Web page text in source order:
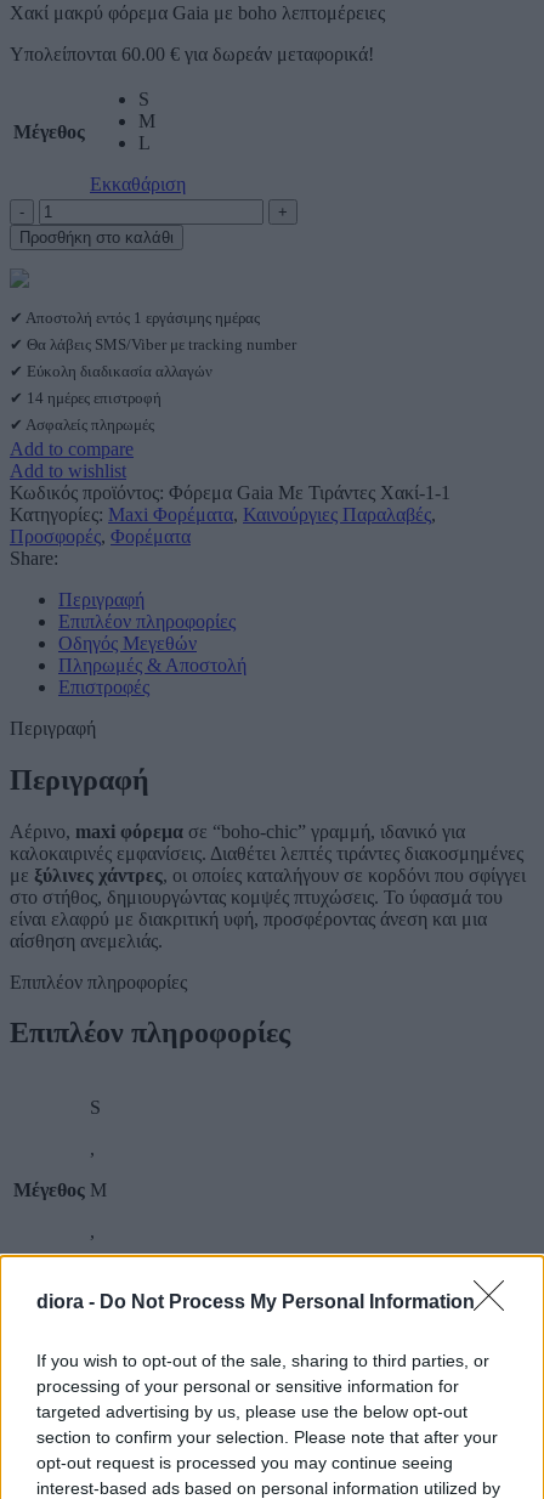
diora - Do Not Process My Personal Information
If you wish to opt-out of the sale, sharing to third parties, or
processing of your personal or sensitive information for
targeted advertising by us, please use the below opt-out
section to confirm your selection. Please note that after your
opt-out request is processed you may continue seeing
interest-based ads based on personal information utilized by
was:
24.90 €.
τιμή
είναι:
Χακί μακρύ φόρεμα Gaia με boho λεπτομέρειες
Υπολείπονται 60.00 € για δωρεάν μεταφορικά!
Μέγεθος
S
M
L
Εκκαθάριση
Φόρεμα
Gaia
Με
ποσότητα
Προσθήκη στο καλάθι
✔ Αποστολή εντός 1 εργάσιμης ημέρας
✔ Θα λάβεις SMS/Viber με tracking number
✔ Εύκολη διαδικασία αλλαγών
✔ 14 ημέρες επιστροφή
✔ Ασφαλείς πληρωμές
Add to compare
Add to wishlist
Κωδικός προϊόντος: Φόρεμα Gaia Με Τιράντες Χακί-1-1
Κατηγορίες: Maxi Φορέματα, Καινούργιες Παραλαβές,
Προσφορές, Φορέματα
Share:
Περιγραφή
Επιπλέον πληροφορίες
Οδηγός Μεγεθών
Πληρωμές & Αποστολή
Επιστροφές
Περιγραφή
Περιγραφή
Αέρινο, maxi φόρεμα σε “boho-chic” γραμμή, ιδανικό για
καλοκαιρινές εμφανίσεις. Διαθέτει λεπτές τιράντες διακοσμημένες
με ξύλινες χάντρες, οι οποίες καταλήγουν σε κορδόνι που σφίγγει
στο στήθος, δημιουργώντας κομψές πτυχώσεις. Το ύφασμά του
είναι ελαφρύ με διακριτική υφή, προσφέροντας άνεση και μια
αίσθηση ανεμελιάς.
Επιπλέον πληροφορίες
Επιπλέον πληροφορίες
Μέγεθος
S
,
M
,
Οδηγός Μεγεθών
Μέγεθος Στήθος (cm) Περιφέρεια (cm)
S 84-88 64-68 90-94